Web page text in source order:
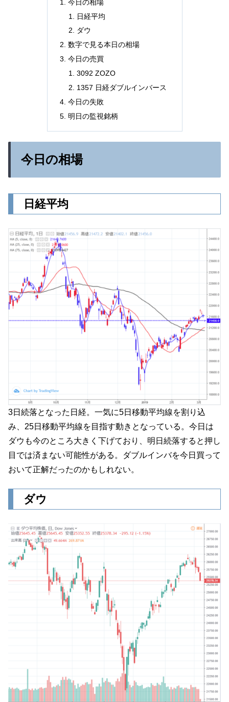
今日の相場
日経平均
ダウ
数字で見る本日の相場
今日の売買
3092 ZOZO
1357 日経ダブルインバース
今日の失敗
明日の監視銘柄
今日の相場
日経平均
3日続落となった日経。一気に5日移動平均線を割り込
み、25日移動平均線を目指す動きとなっている。今日は
ダウも今のところ大きく下げており、明日続落すると押し
目では済まない可能性がある。ダブルインバを今日買って
おいて正解だったのかもしれない。
ダウ